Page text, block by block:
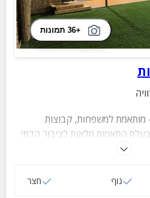
+36 תמונות
מותאמת למשפחות, קבוצות
עד 30 איש, ובעלת התאמות מלאות לציבור הדתי
ישיבה ועמדת מנגל.
נוף חצר